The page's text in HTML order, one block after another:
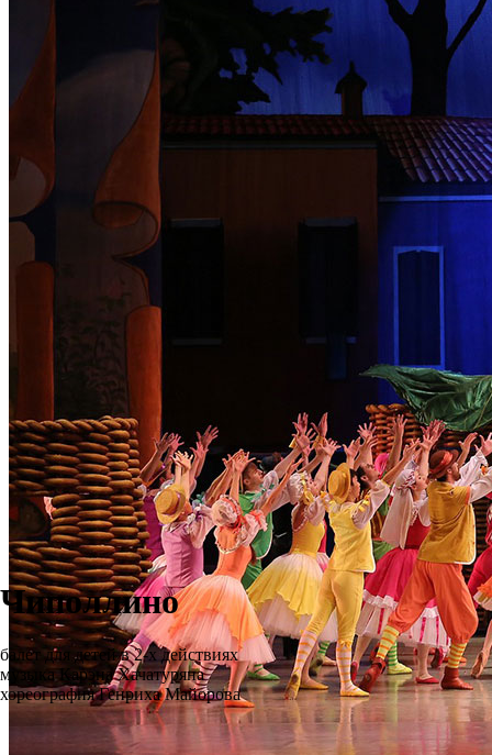
Чиполлино
балет для детей в 2-х действиях
музыка Карэна Хачатуряна
хореография Генриха Майорова